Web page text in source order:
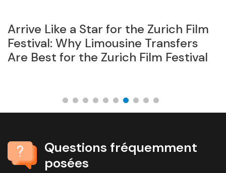
Arrive Like a Star for the Zurich Film
Festival: Why Limousine Transfers
Are Best for the Zurich Film Festival
Questions fréquemment
posées